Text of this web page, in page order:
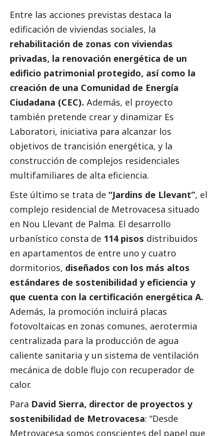
Entre las acciones previstas destaca la
edificación de viviendas sociales, la
rehabilitación de zonas con viviendas
privadas, la renovación energética de un
edificio patrimonial protegido, así como la
creación de una Comunidad de Energía
Ciudadana (CEC). Además, el proyecto
también pretende crear y dinamizar Es
Laboratori, iniciativa para alcanzar los
objetivos de trancisión energética, y la
construcción de complejos residenciales
multifamiliares de alta eficiencia.
Este último se trata de “Jardins de Llevant”, el
complejo residencial de Metrovacesa situado
en Nou Llevant de Palma. El desarrollo
urbanístico consta de 114 pisos distribuidos
en apartamentos de entre uno y cuatro
dormitorios, diseñados con los más altos
estándares de sostenibilidad y eficiencia y
que cuenta con la certificación energética A.
Además, la promoción incluirá placas
fotovoltaicas en zonas comunes, aerotermia
centralizada para la producción de agua
caliente sanitaria y un sistema de ventilación
mecánica de doble flujo con recuperador de
calor.
Para David Sierra, director de proyectos y
sostenibilidad de Metrovacesa: “Desde
Metrovacesa somos conscientes del papel que